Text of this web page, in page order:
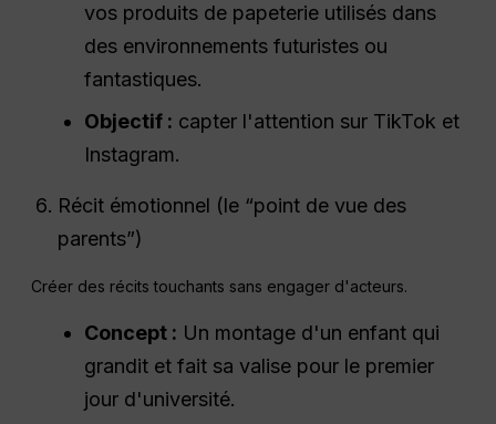
vos produits de papeterie utilisés dans
des environnements futuristes ou
fantastiques.
Objectif : capter l'attention sur TikTok et
Instagram.
Récit émotionnel (le “point de vue des
parents”)
Créer des récits touchants sans engager d'acteurs.
Concept : Un montage d'un enfant qui
grandit et fait sa valise pour le premier
jour d'université.